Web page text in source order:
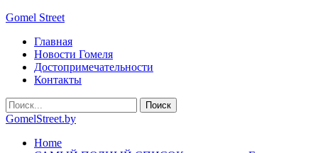
Gomel Street
Главная
Новости Гомеля
Достопримечательности
Контакты
GomelStreet.by
Home